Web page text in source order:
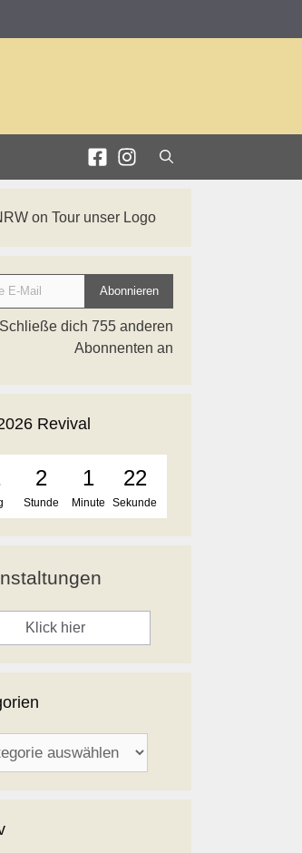
Abonnieren
Schließe dich 755 anderen
Abonnenten an
Revival
2
Stunde
1
Minute
21
Sekunde
Klick hier